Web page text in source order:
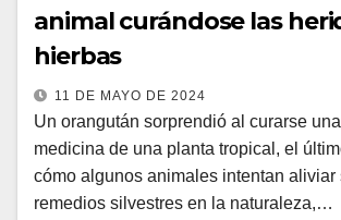
animal curándose las
hierbas
11 DE MAYO DE 2024
Un orangután sorprendió al curarse
medicina de una planta tropical, el
cómo algunos animales intentan aliviar
remedios silvestres en la naturaleza,…